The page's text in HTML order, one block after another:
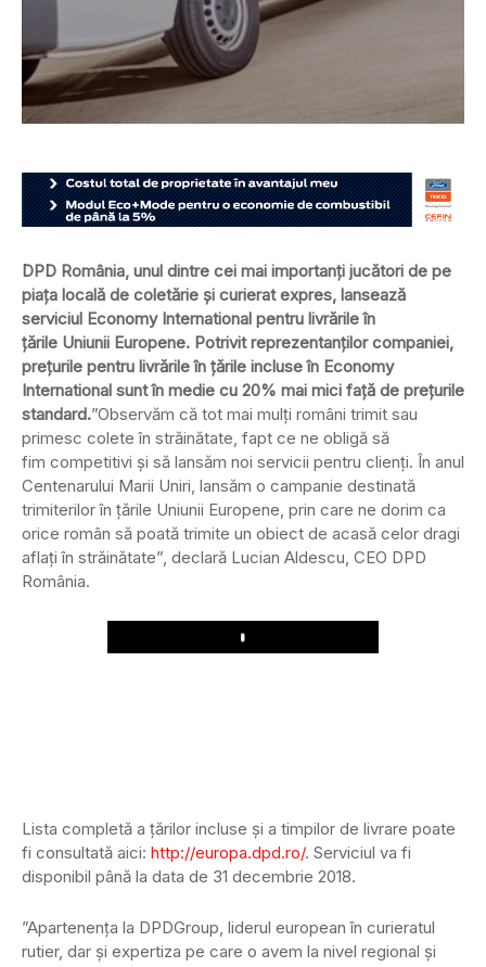
DPD România, unul dintre cei mai importanți jucători de pe
piața locală de coletărie și curierat expres, lansează
serviciul Economy International pentru livrările în
țările Uniunii Europene. Potrivit reprezentanților companiei,
prețurile pentru livrările în țările incluse în Economy
International sunt în medie cu 20% mai mici față de prețurile
standard.”Observăm că tot mai mulți români trimit sau
primesc colete în străinătate, fapt ce ne obligă să
fim competitivi și să lansăm noi servicii pentru clienți. În anul
Centenarului Marii Uniri, lansăm o campanie destinată
trimiterilor în țările Uniunii Europene, prin care ne dorim ca
orice român să poată trimite un obiect de acasă celor dragi
aflați în străinătate”, declară Lucian Aldescu, CEO DPD
România.
Play
Lista completă a țărilor incluse și a timpilor de livrare poate
fi consultată aici: http://europa.dpd.ro/. Serviciul va fi
disponibil până la data de 31 decembrie 2018.
”Apartenența la DPDGroup, liderul european în curieratul
rutier, dar și expertiza pe care o avem la nivel regional și